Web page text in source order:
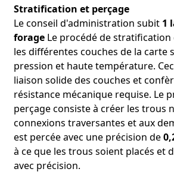
Stratification et perçage
Le conseil d'administration subit 1
forageLe procédé de stratification
les différentes couches de la carte
pression et haute température.
liaison solide des couches et
résistance mécanique requise. Le
perçage consiste à créer les trous
connexions traversantes et aux
est percée avec une précision de
à ce que les trous soient placés et
avec précision.